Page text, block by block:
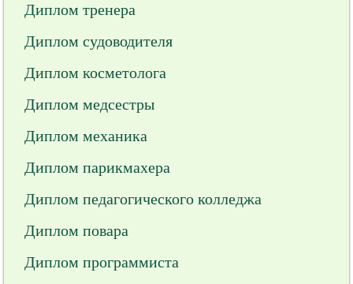
Диплом тренера
Диплом судоводителя
Диплом косметолога
Диплом медсестры
Диплом механика
Диплом парикмахера
Диплом педагогического колледжа
Диплом повара
Диплом программиста